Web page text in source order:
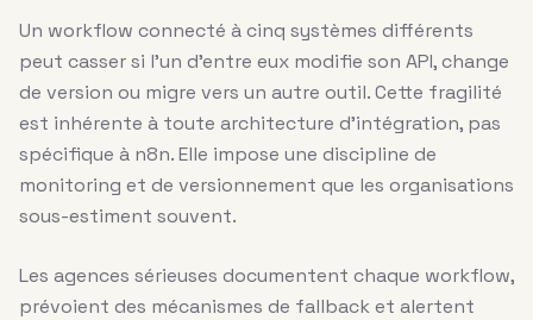
Un workflow connecté à cinq systèmes différents
peut casser si l’un d’entre eux modifie son API, change
de version ou migre vers un autre outil. Cette fragilité
est inhérente à toute architecture d’intégration, pas
spécifique à n8n. Elle impose une discipline de
monitoring et de versionnement que les organisations
sous-estiment souvent.
Les agences sérieuses documentent chaque workflow,
prévoient des mécanismes de fallback et alertent